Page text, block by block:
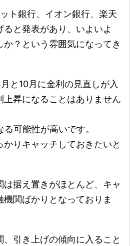
ト銀行、イオン銀行、楽天
と発表があり、いよいよ
？という雰囲気になってき
と10月に金利の見直しが入
上昇になることはありません
可能性が高いです。
りキャッチしておきたいと
は据え置きがほとんど、キャ
関ばかりとなっておりま
引き上げの傾向に入ること